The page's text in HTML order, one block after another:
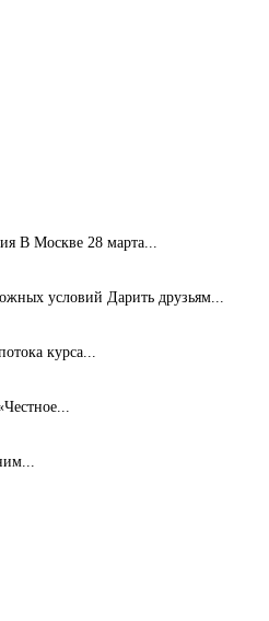
В Москве 28 марта...
условий Дарить друзьям...
курса...